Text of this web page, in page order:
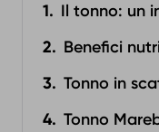
Il tonno: un
Benefici
Tonno in
Tonno